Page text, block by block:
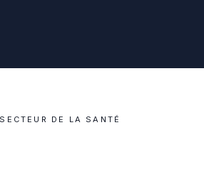
DE LA SANTÉ